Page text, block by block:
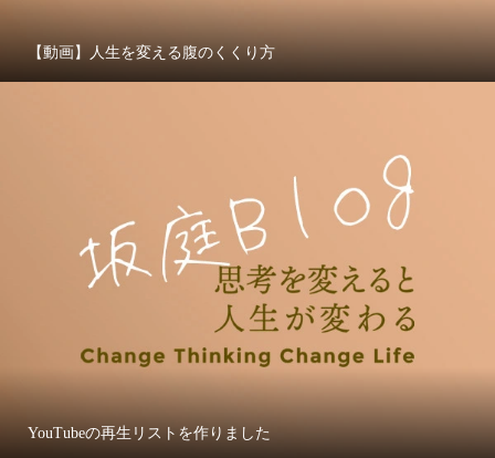
【動画】人生を変える腹のくくり方
YouTubeの再生リストを作りました